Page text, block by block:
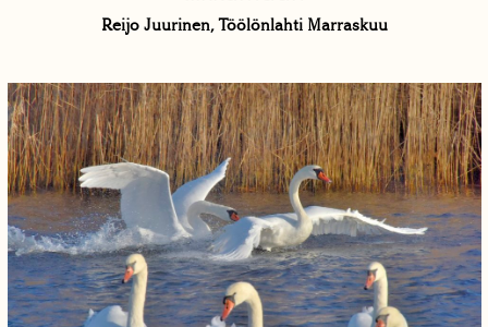
Reijo Juurinen, Töölönlahti Marraskuu